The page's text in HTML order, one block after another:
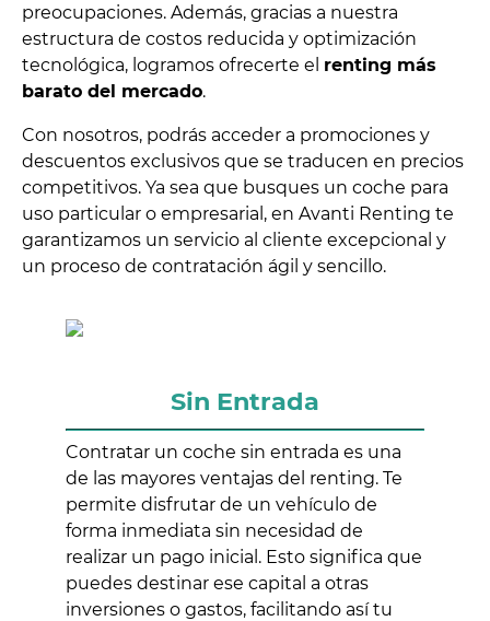
preocupaciones. Además, gracias a nuestra
estructura de costos reducida y optimización
tecnológica, logramos ofrecerte el renting más
barato del mercado.
Con nosotros, podrás acceder a promociones y
descuentos exclusivos que se traducen en precios
competitivos. Ya sea que busques un coche para
uso particular o empresarial, en Avanti Renting te
garantizamos un servicio al cliente excepcional y
un proceso de contratación ágil y sencillo.
Sin Entrada
Contratar un coche sin entrada es una
de las mayores ventajas del renting. Te
permite disfrutar de un vehículo de
forma inmediata sin necesidad de
realizar un pago inicial. Esto significa que
puedes destinar ese capital a otras
inversiones o gastos, facilitando así tu